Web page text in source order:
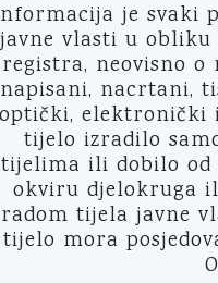
je svaki
javne vlasti u obliku
registra, neovisno
nacrtani,
optički, elektronički
tijelo izradilo
tijelima ili dobilo od
okviru djelokruga
radom tijela javne
tijelo mora